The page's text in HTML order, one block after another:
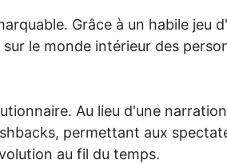
Grâce à un habile jeu
le monde intérieur des
Au lieu d'une
permettant aux
au fil du temps.